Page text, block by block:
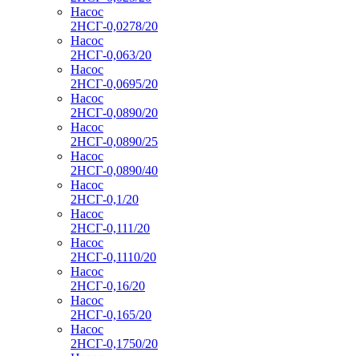
Насос
2НСГ-0,0278/20
Насос
2НСГ-0,063/20
Насос
2НСГ-0,0695/20
Насос
2НСГ-0,0890/20
Насос
2НСГ-0,0890/25
Насос
2НСГ-0,0890/40
Насос
2НСГ-0,1/20
Насос
2НСГ-0,111/20
Насос
2НСГ-0,1110/20
Насос
2НСГ-0,16/20
Насос
2НСГ-0,165/20
Насос
2НСГ-0,1750/20